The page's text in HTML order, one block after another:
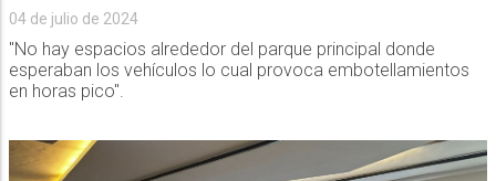
04 de julio de 2024
"No hay espacios alrededor del parque principal donde
esperaban los vehículos lo cual provoca embotellamientos
en horas pico".